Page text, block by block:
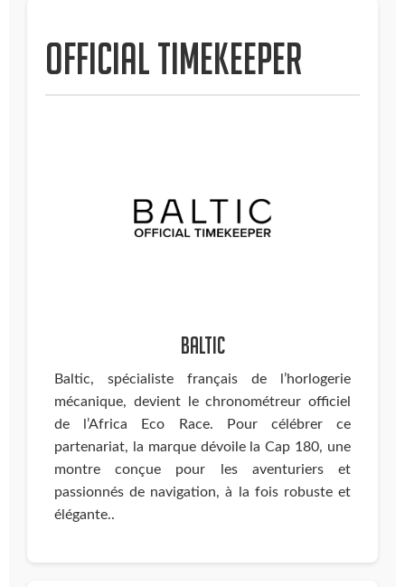
Official timekeeper
Baltic
Baltic, spécialiste français de l’horlogerie
mécanique, devient le chronométreur officiel
de l’Africa Eco Race. Pour célébrer ce
partenariat, la marque dévoile la Cap 180, une
montre conçue pour les aventuriers et
passionnés de navigation, à la fois robuste et
élégante..